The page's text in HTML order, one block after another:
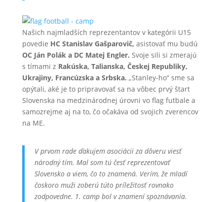
Našich najmladších reprezentantov v kategórii U15
povedie HC Stanislav Gašparovič, asistovať mu budú
OC Ján Polák a DC Matej Engler. Svoje sili si zmerajú
s tímami z Rakúska, Talianska, Českej Republiky,
Ukrajiny, Francúzska a Srbska. „Stanley-ho“ sme sa
opýtali, aké je to pripravovať sa na vôbec prvý štart
Slovenska na medzinárodnej úrovni vo flag futbale a
samozrejme aj na to, čo očakáva od svojich zverencov
na ME.
V prvom rade ďakujem asociácii za dôveru viesť
národný tím. Mal som tú česť reprezentovať
Slovensko a viem, čo to znamená. Verím, že mladí
čoskoro muži zoberú túto príležitosť rovnako
zodpovedne. 1. camp bol v znamení spoznávania.